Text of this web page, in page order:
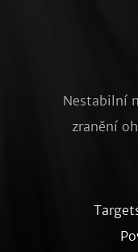
Nestabilní
zranění